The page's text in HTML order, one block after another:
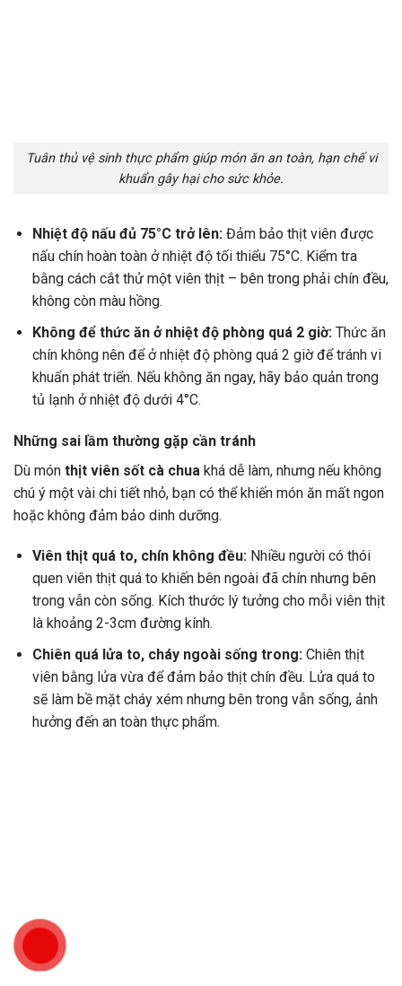
Tuân thủ vệ sinh thực phẩm giúp món ăn an toàn, hạn chế vi
khuẩn gây hại cho sức khỏe.
Nhiệt độ nấu đủ 75°C trở lên: Đảm bảo thịt viên được
nấu chín hoàn toàn ở nhiệt độ tối thiểu 75°C. Kiểm tra
bằng cách cắt thử một viên thịt – bên trong phải chín đều,
không còn màu hồng.
Không để thức ăn ở nhiệt độ phòng quá 2 giờ: Thức ăn
chín không nên để ở nhiệt độ phòng quá 2 giờ để tránh vi
khuẩn phát triển. Nếu không ăn ngay, hãy bảo quản trong
tủ lạnh ở nhiệt độ dưới 4°C.
Những sai lầm thường gặp cần tránh
Dù món thịt viên sốt cà chua khá dễ làm, nhưng nếu không
chú ý một vài chi tiết nhỏ, bạn có thể khiến món ăn mất ngon
hoặc không đảm bảo dinh dưỡng.
Viên thịt quá to, chín không đều: Nhiều người có thói
quen viên thịt quá to khiến bên ngoài đã chín nhưng bên
trong vẫn còn sống. Kích thước lý tưởng cho mỗi viên thịt
là khoảng 2-3cm đường kính.
Chiên quá lửa to, cháy ngoài sống trong: Chiên thịt
viên bằng lửa vừa để đảm bảo thịt chín đều. Lửa quá to
sẽ làm bề mặt cháy xém nhưng bên trong vẫn sống, ảnh
hưởng đến an toàn thực phẩm.